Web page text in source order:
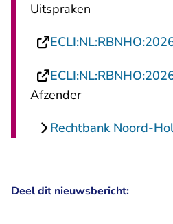
Uitspraken
Afzender
Rechtbank Noord-
Deel dit nieuwsbericht: